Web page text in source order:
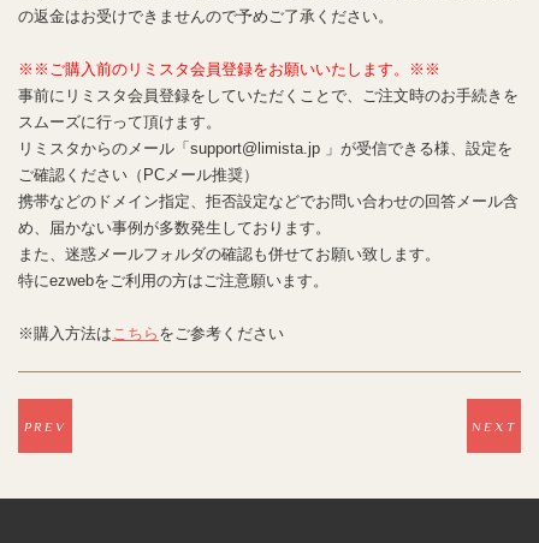
の返金はお受けできませんので予めご了承ください。
※※ご購入前のリミスタ会員登録をお願いいたします。※※
事前にリミスタ会員登録をしていただくことで、ご注文時のお手続きを
スムーズに行って頂けます。
リミスタからのメール「support@limista.jp 」が受信できる様、設定を
ご確認ください（PCメール推奨）
携帯などのドメイン指定、拒否設定などでお問い合わせの回答メール含
め、届かない事例が多数発生しております。
また、迷惑メールフォルダの確認も併せてお願い致します。​​​​​​​
特にezwebをご利用の方はご注意願います。
※購入方法は こちら をご参考ください
PREV NEXT